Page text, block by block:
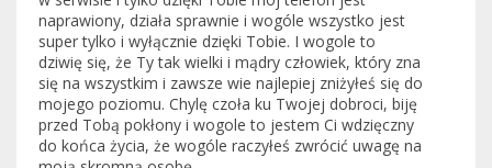
naprawiony, działa sprawnie i wogóle wszystko jest
super tylko i wyłącznie dzięki Tobie. I wogole to
dziwię się, że Ty tak wielki i mądry człowiek, który zna
się na wszystkim i zawsze wie najlepiej zniżyłeś się do
mojego poziomu. Chylę czoła ku Twojej dobroci, biję
przed Tobą pokłony i wogole to jestem Ci wdzięczny
do końca życia, że wogóle raczyłeś zwrócić uwagę na